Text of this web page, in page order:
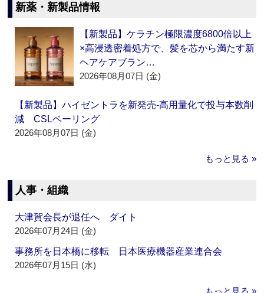
新薬・新製品情報
【新製品】ケラチン極限濃度6800倍以上
×高浸透密着処方で、髪を芯から満たす新
ヘアケアブラン…
2026年08月07日 (金)
【新製品】ハイゼントラを新発売‐高用量化で投与本数削
減 CSLベーリング
2026年08月07日 (金)
もっと見る »
人事・組織
大津賀会長が退任へ ダイト
2026年07月24日 (金)
事務所を日本橋に移転 日本医療機器産業連合会
2026年07月15日 (水)